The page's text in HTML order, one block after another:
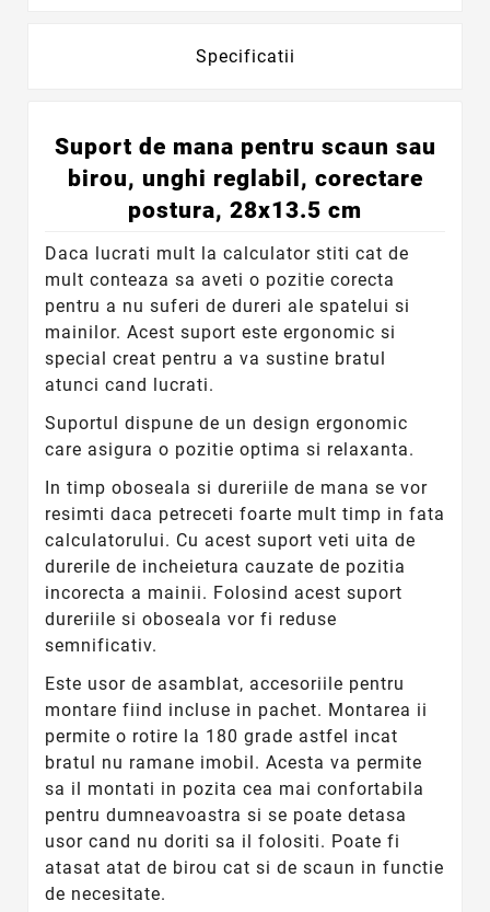
Specificatii
Suport de mana pentru scaun sau
birou, unghi reglabil, corectare
postura, 28x13.5 cm
Daca lucrati mult la calculator stiti cat de
mult conteaza sa aveti o pozitie corecta
pentru a nu suferi de dureri ale spatelui si
mainilor. Acest suport este ergonomic si
special creat pentru a va sustine bratul
atunci cand lucrati.
Suportul dispune de un design ergonomic
care asigura o pozitie optima si relaxanta.
In timp oboseala si dureriile de mana se vor
resimti daca petreceti foarte mult timp in fata
calculatorului. Cu acest suport veti uita de
durerile de incheietura cauzate de pozitia
incorecta a mainii. Folosind acest suport
dureriile si oboseala vor fi reduse
semnificativ.
Este usor de asamblat, accesoriile pentru
montare fiind incluse in pachet. Montarea ii
permite o rotire la 180 grade astfel incat
bratul nu ramane imobil. Acesta va permite
sa il montati in pozita cea mai confortabila
pentru dumneavoastra si se poate detasa
usor cand nu doriti sa il folositi. Poate fi
atasat atat de birou cat si de scaun in functie
de necesitate.